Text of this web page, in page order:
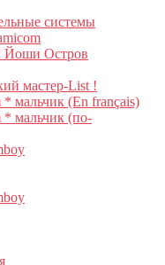
системы
Йоши Остров
мастер-List !
* мальчик (En français)
* мальчик (по-